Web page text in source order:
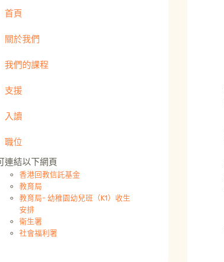
首頁
關於我們
我們的課程
支援
入讀
職位
連結以下網頁
香港回教信託基金
教育局
教育局- 幼稚園幼兒班（K1）收生
安排
衛生署
社會福利署